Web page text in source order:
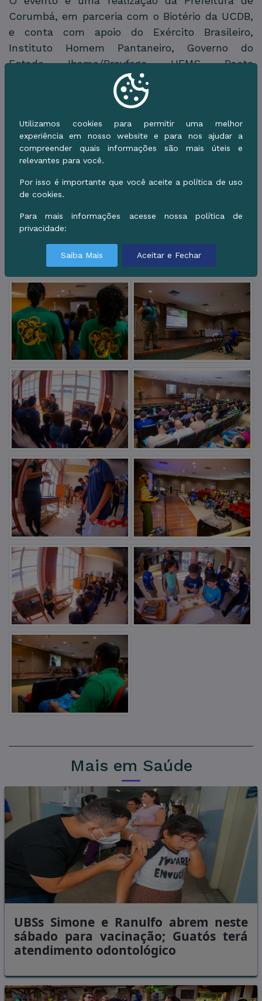
Corumbá, em parceria com o Biotério da UCDB,
e conta com apoio do Exército Brasileiro,
Instituto Homem Pantaneiro, Governo do
Estado, Ibama/Prevfogo, UFMS, Pacto
Pantanal-Fundo Clima, PSA Brigadas e PPG
Agroambiental UCDB.
Galeria de Imagens
Mais em Saúde
UBSs Simone e Ranulfo abrem neste
sábado para vacinação; Guatós terá
atendimento odontológico
Utilizamos cookies para permitir uma melhor
experiência em nosso website e para nos ajudar a
compreender quais informações são mais úteis e
relevantes para você.
Por isso é importante que você aceite a política de uso
de cookies.
Para mais informações acesse nossa política de
privacidade:
Saiba Mais Aceitar e Fechar